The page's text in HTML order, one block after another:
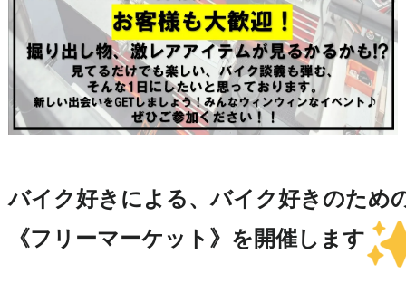
バイク好きによる、バイク好きのため
《フリーマーケット》を開催します